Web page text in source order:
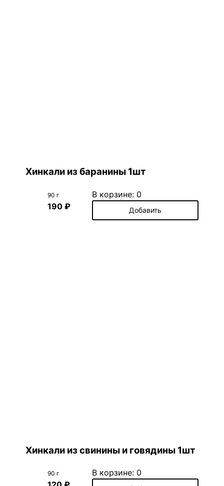
Хинкали из баранины 1шт
90 г
190 ₽
В корзине: 0
Добавить
Хинкали из свинины и говядины 1шт
90 г В корзине: 0